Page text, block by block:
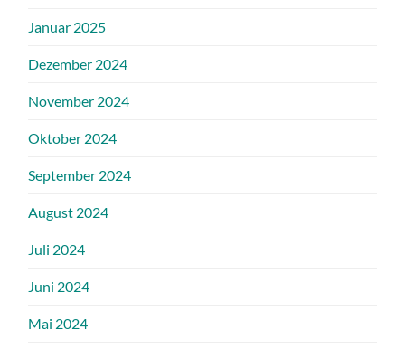
Januar 2025
Dezember 2024
November 2024
Oktober 2024
September 2024
August 2024
Juli 2024
Juni 2024
Mai 2024